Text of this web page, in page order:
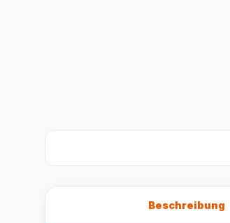
Beschreibung